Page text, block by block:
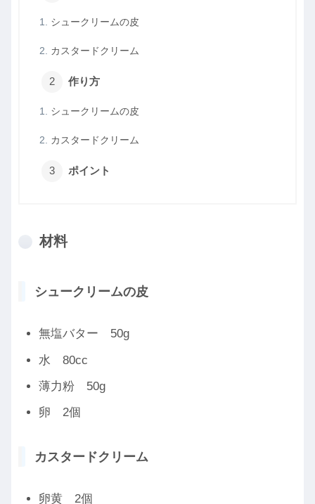
シュークリームの皮
カスタードクリーム
作り方
シュークリームの皮
カスタードクリーム
ポイント
材料
シュークリームの皮
無塩バター 50g
水 80cc
薄力粉 50g
卵 2個
カスタードクリーム
卵黄 2個